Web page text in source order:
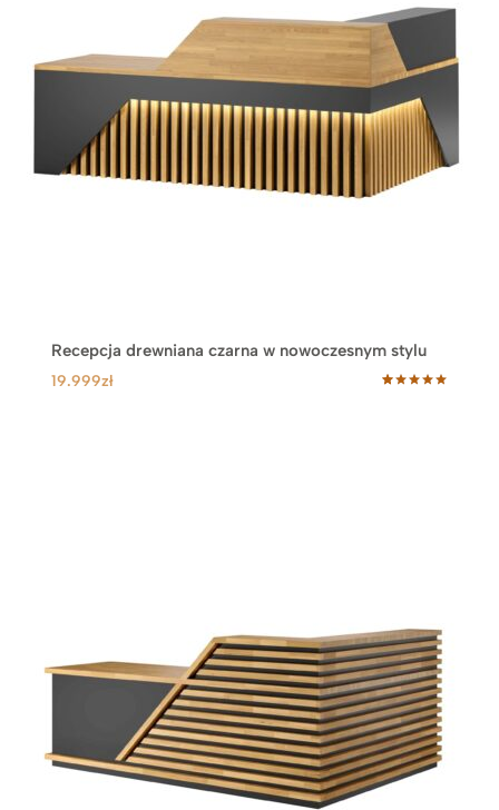
Recepcja drewniana czarna w nowoczesnym stylu
19.999zł